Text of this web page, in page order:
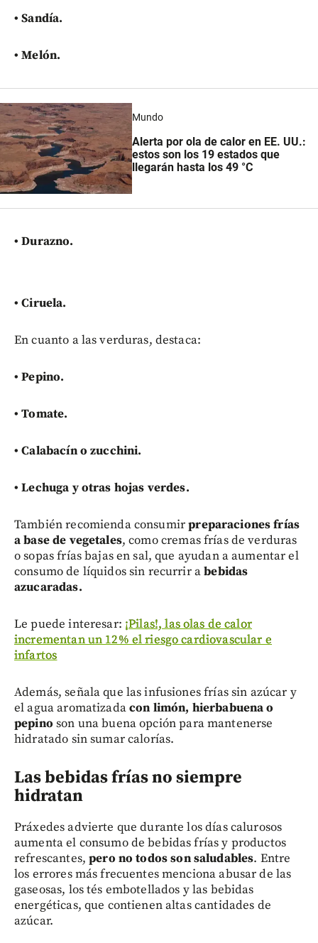
• Sandía.
• Melón.
Mundo
Alerta por ola de calor en EE. UU.:
estos son los 19 estados que
llegarán hasta los 49 °C
• Durazno.
• Ciruela.
En cuanto a las verduras, destaca:
•Pepino.
•Tomate.
• Calabacín o zucchini.
•Lechuga y otras hojas verdes.
También recomienda consumirpreparaciones frías
a base de vegetales, como cremas frías de verduras
o sopas frías bajas en sal, que ayudan a aumentar el
consumo de líquidos sin recurrir abebidas
azucaradas.
Le puede interesar: ¡Pilas!, las olas de calor
incrementan un 12% el riesgo cardiovascular e
infartos
Además, señala que las infusiones frías sin azúcar y
el agua aromatizadacon limón, hierbabuena o
pepinoson una buena opción para mantenerse
hidratado sin sumar calorías.
Las bebidas frías no siempre
hidratan
Práxedes advierte que durante los días calurosos
aumenta el consumo de bebidas frías y productos
refrescantes,pero no todos son saludables. Entre
los errores más frecuentes menciona abusar de las
gaseosas, los tés embotellados y las bebidas
energéticas, que contienen altas cantidades de
azúcar.